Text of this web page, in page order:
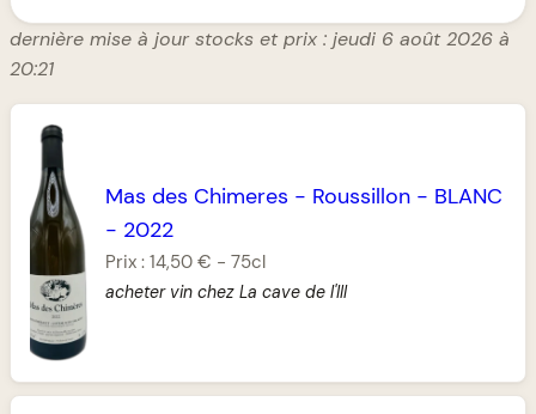
dernière mise à jour stocks et prix : jeudi 6 août 2026 à
20:21
Mas des Chimeres - Roussillon - BLANC
- 2022
Prix :14,50 € -75cl
acheter vin chez La cave de l'Ill